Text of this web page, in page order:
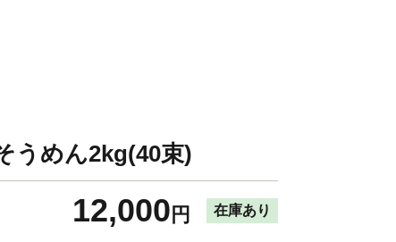
うめん2kg(40束)
12,000 円 在庫あり